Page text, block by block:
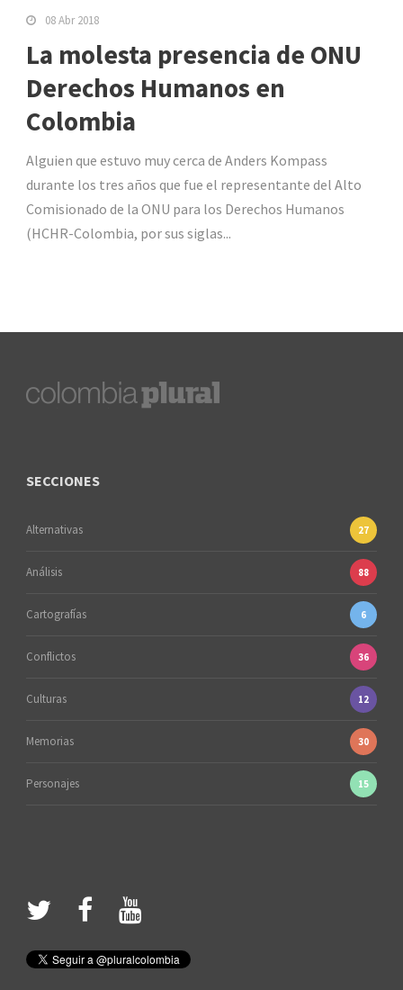
08 Abr 2018
La molesta presencia de ONU
Derechos Humanos en
Colombia
Alguien que estuvo muy cerca de Anders Kompass
durante los tres años que fue el representante del Alto
Comisionado de la ONU para los Derechos Humanos
(HCHR-Colombia, por sus siglas...
SECCIONES
Alternativas 27
Análisis 88
Cartografías 6
Conflictos 36
Culturas 12
Memorias 30
Personajes 15